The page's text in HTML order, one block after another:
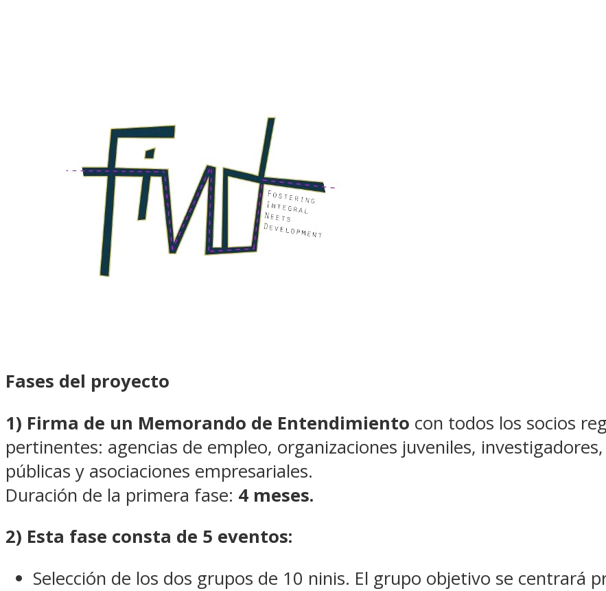
Fases del proyecto
1) Firma de un Memorando de Entendimiento con todos los socios
pertinentes: agencias de empleo, organizaciones juveniles,
públicas y asociaciones empresariales.
Duración de la primera fase: 4 meses.
2) Esta fase consta de 5 eventos:
Selección de los dos grupos de 10 ninis. El grupo objetivo se centrará